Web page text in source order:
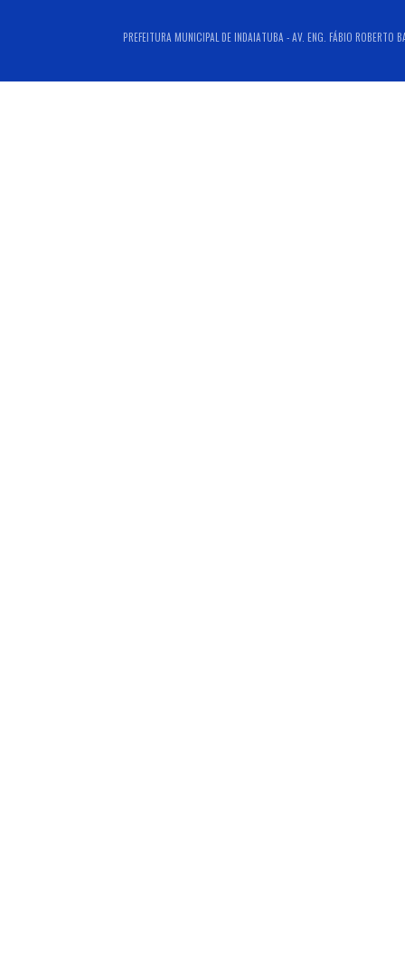
PREFEITURA MUNICIPAL DE INDAIATUBA - AV. ENG. FÁBIO